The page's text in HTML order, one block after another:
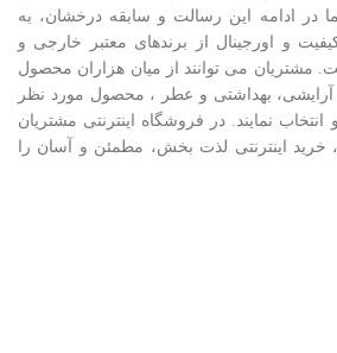
ما در ادامه اين رسالت و سابقه درخشان، به
و اورجينال از برندهای معتبر خارجی و
مشتريان می توانند از ميان هزاران محصول
آرایشی، بهداشتی و عطر ، محصول مورد نظر
نمايند. در فروشگاه اینترنتی مشتريان
خرید اینترنتی لذت بخش، مطمئن و آسان را